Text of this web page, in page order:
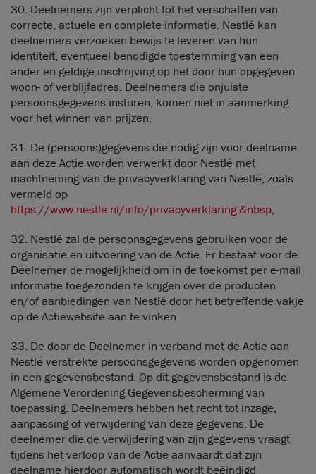
30. Deelnemers zijn verplicht tot het verschaffen van
correcte, actuele en complete informatie. Nestlé kan
deelnemers verzoeken bewijs te leveren van hun
identiteit, eventueel benodigde toestemming van een
ander en geldige inschrijving op het door hun opgegeven
woon- of verblijfadres. Deelnemers die onjuiste
persoonsgegevens insturen, komen niet in aanmerking
voor het winnen van prijzen.
31. De (persoons)gegevens die nodig zijn voor deelname
aan deze Actie worden verwerkt door Nestlé met
inachtneming van de privacyverklaring van Nestlé, zoals
vermeld op
https://www.nestle.nl/info/privacyverklaring.&nbsp;
32. Nestlé zal de persoonsgegevens gebruiken voor de
organisatie en uitvoering van de Actie. Er bestaat voor de
Deelnemer de mogelijkheid om in de toekomst per e-mail
informatie toegezonden te krijgen over de producten
en/of aanbiedingen van Nestlé door het betreffende vakje
op de Actiewebsite aan te vinken.
33. De door de Deelnemer in verband met de Actie aan
Nestlé verstrekte persoonsgegevens worden opgenomen
in een gegevensbestand. Op dit gegevensbestand is de
Algemene Verordening Gegevensbescherming van
toepassing. Deelnemers hebben het recht tot inzage,
aanpassing of verwijdering van deze gegevens. De
deelnemer die de verwijdering van zijn gegevens vraagt
tijdens het verloop van de Actie aanvaardt dat zijn
deelname hierdoor automatisch wordt beëindigd